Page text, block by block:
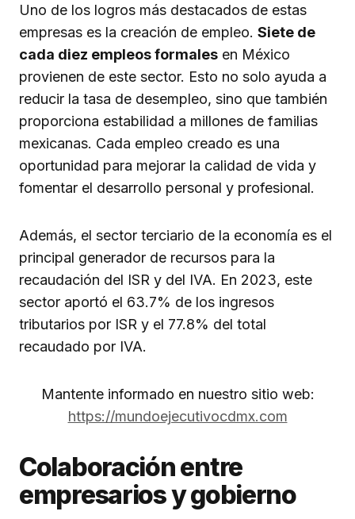
Uno de los logros más destacados de estas
empresas es la creación de empleo. Siete de
cada diez empleos formales en México
provienen de este sector. Esto no solo ayuda a
reducir la tasa de desempleo, sino que también
proporciona estabilidad a millones de familias
mexicanas. Cada empleo creado es una
oportunidad para mejorar la calidad de vida y
fomentar el desarrollo personal y profesional.
Además, el sector terciario de la economía es el
principal generador de recursos para la
recaudación del ISR y del IVA. En 2023, este
sector aportó el 63.7% de los ingresos
tributarios por ISR y el 77.8% del total
recaudado por IVA.
Mantente informado en nuestro sitio web:
https://mundoejecutivocdmx.com
Colaboración entre
empresarios y gobierno